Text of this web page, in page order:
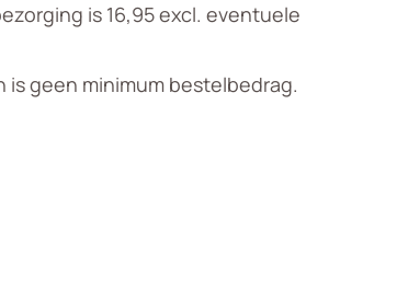
is 16,95 excl. eventuele
geen minimum bestelbedrag.